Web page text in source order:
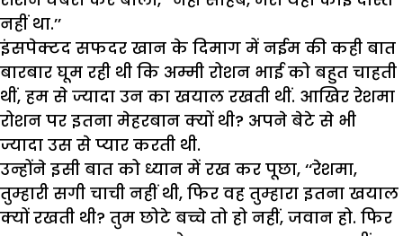
नहीं था.’’
इंसपेक्टद सफदर खान के दिमाग में नईम की कही बात
बारबार घूम रही थी कि अम्मी रोशन भाई को बहुत चाहती
थीं, हम से ज्यादा उन का खयाल रखती थीं. आखिर रेशमा
रोशन पर इतना मेहरबान क्यों थी? अपने बेटे से भी
ज्यादा उस से प्यार करती थी.
उन्होंने इसी बात को ध्यान में रख कर पूछा, ‘‘रेशमा,
तुम्हारी सगी चाची नहीं थी, फिर वह तुम्हारा इतना खयाल
क्यों रखती थी? तुम छोटे बच्चे तो हो नहीं, जवान हो. फिर